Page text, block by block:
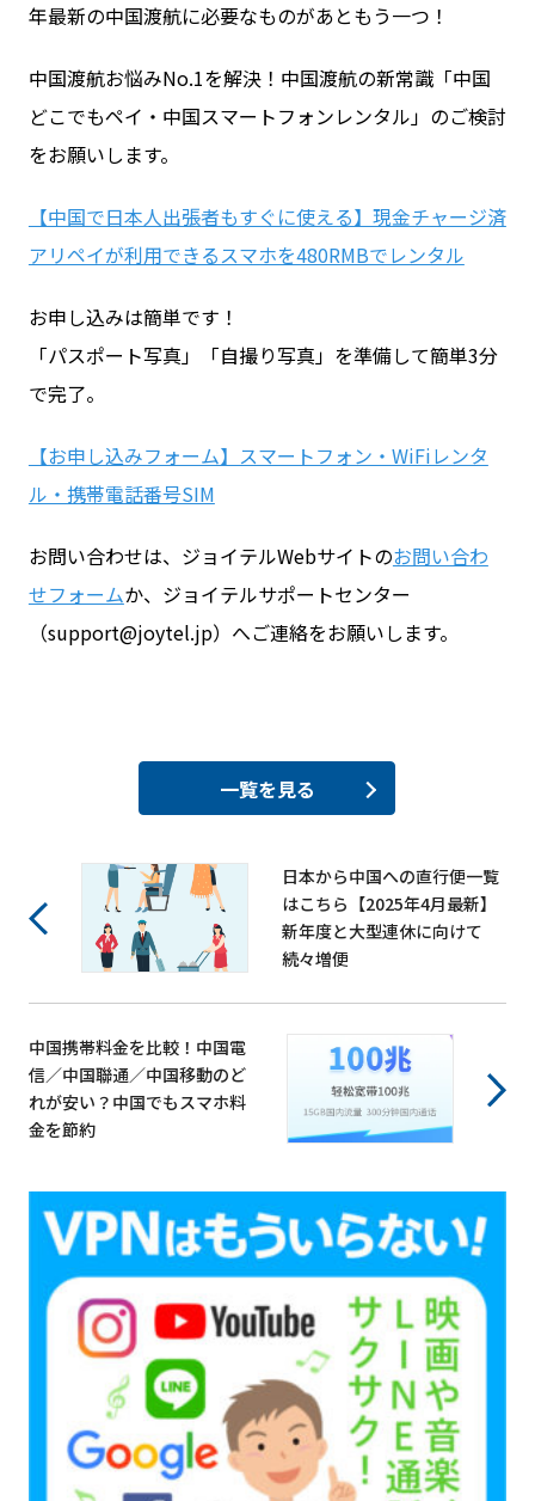
年最新の中国渡航に必要なものがあともう一つ！
中国渡航お悩みNo.1を解決！中国渡航の新常識「中国
どこでもペイ・中国スマートフォンレンタル」のご検討
をお願いします。
【中国で日本人出張者もすぐに使える】現金チャージ済
アリペイが利用できるスマホを480RMBでレンタル
お申し込みは簡単です！
「パスポート写真」「自撮り写真」を準備して簡単3分
で完了。
【お申し込みフォーム】スマートフォン・WiFiレンタ
ル・携帯電話番号SIM
お問い合わせは、ジョイテルWebサイトのお問い合わ
せフォームか、ジョイテルサポートセンター
（support@joytel.jp）へご連絡をお願いします。
一覧を見る
日本から中国への直行便一覧
はこちら【2025年4月最新】
新年度と大型連休に向けて
続々増便
中国携帯料金を比較！中国電
信／中国聯通／中国移動のど
れが安い？中国でもスマホ料
金を節約